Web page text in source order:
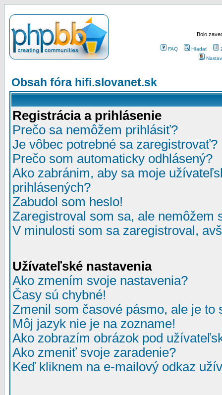
Bolo
FAQ Hľadať
Obsah fóra hifi.slovanet.sk
Registrácia a prihlásenie
Prečo sa nemôžem prihlásiť?
Je vôbec potrebné sa zaregistrovať?
Prečo som automaticky odhlásený?
Ako zabránim, aby sa moje
prihlásených?
Zabudol som heslo!
Zaregistroval som sa, ale nemôžem
V minulosti som sa zaregistroval,
Užívateľské nastavenia
Ako zmením svoje nastavenia?
Časy sú chybné!
Zmenil som časové pásmo, ale je to
Môj jazyk nie je na zozname!
Ako zobrazím obrázok pod
Ako zmeniť svoje zaradenie?
Keď kliknem na e-mailový odkaz